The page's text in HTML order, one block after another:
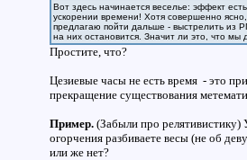
Вот здесь начинается веселье: эффект
ускорении времени! Хотя совершенно
предлагаю пойти дальше - выстрелить из
на них остановится. Значит ли это, что мы
Простите, что?
Цезиевые часы не есть время - это
прекращение существования
Пример.(Забыли про релятивистику)
огорчения разбиваете весы (не об
или же нет?